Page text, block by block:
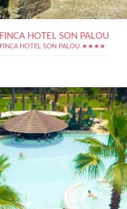
FINCA HOTEL SON PALOU
FINCA HOTEL SON PALOU ★★★★